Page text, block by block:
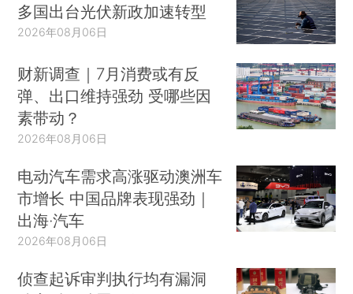
多国出台光伏新政加速转型
2026年08月06日
财新调查｜7月消费或有反
弹、出口维持强劲 受哪些因
素带动？
2026年08月06日
电动汽车需求高涨驱动澳洲车
市增长 中国品牌表现强劲｜
出海·汽车
2026年08月06日
侦查起诉审判执行均有漏洞